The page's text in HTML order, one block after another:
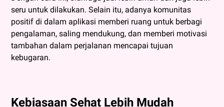
seru untuk dilakukan. Selain itu, adanya komunitas
positif di dalam aplikasi memberi ruang untuk berbagi
pengalaman, saling mendukung, dan memberi motivasi
tambahan dalam perjalanan mencapai tujuan
kebugaran.
Kebiasaan Sehat Lebih Mudah